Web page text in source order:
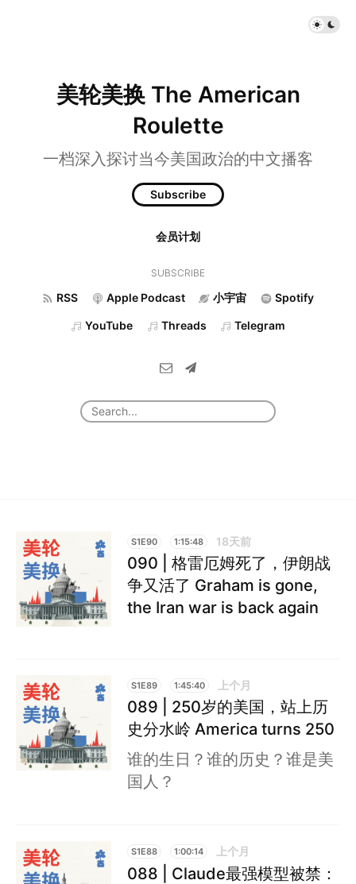
美轮美换 The American
Roulette
一档深入探讨当今美国政治的中文播客
Subscribe
会员计划
SUBSCRIBE
RSS Apple Podcast 小宇宙 Spotify
YouTube Threads Telegram
S1E90 1:15:48 18天前
090 | 格雷厄姆死了，伊朗战
争又活了 Graham is gone,
the Iran war is back again
S1E89 1:45:40 上个月
089 | 250岁的美国，站上历
史分水岭 America turns 250
谁的生日？谁的历史？谁是美
国人？
S1E88 1:00:14 上个月
088 | Claude最强模型被禁：